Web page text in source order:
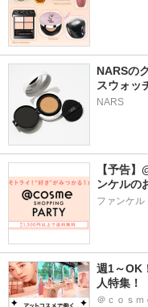
NARSの
スウォッ
NARS
【予告
ンケルの
ファンケル
週1～OK
人特集！
＠ｃｏｓｍ